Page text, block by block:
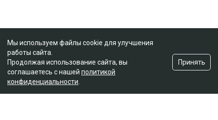
Мы используем файлы cookie для улучшения
работы сайта.
Продолжая использование сайта, вы
соглашаетесь с нашей политикой
конфиденциальности
Принять